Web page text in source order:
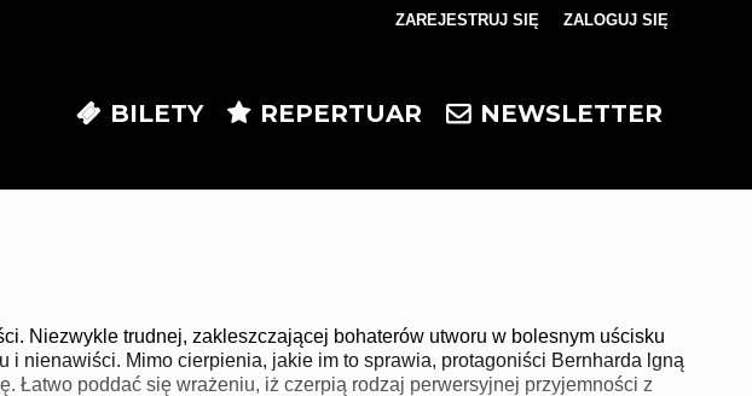
ZAREJESTRUJ SIĘ ZALOGUJ SIĘ
BILETY REPERTUAR NEWSLETTER
Niezwykle trudnej, zakleszczającej bohaterów utworu w bolesnym uścisku
i nienawiści. Mimo cierpienia, jakie im to sprawia, protagoniści Bernharda lgną
Łatwo poddać się wrażeniu, iż czerpią rodzaj perwersyjnej przyjemności z